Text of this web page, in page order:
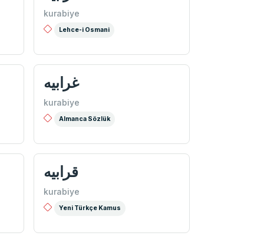
kurabiye
Lehce-i Osmani
غرابيه
kurabiye
Almanca Sözlük
قرابيه
kurabiye
Yeni Türkçe Kamus